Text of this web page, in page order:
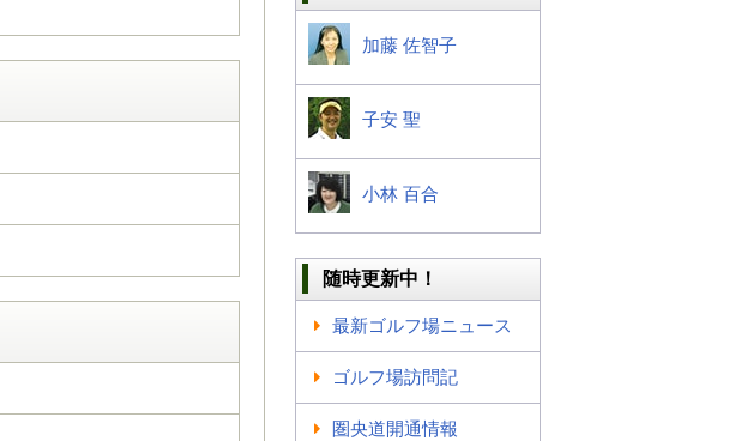
加藤 佐智子
子安 聖
小林 百合
随時更新中！
最新ゴルフ場ニュース
ゴルフ場訪問記
圏央道開通情報